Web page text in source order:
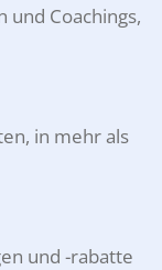
und Coachings,
in mehr als
und -rabatte